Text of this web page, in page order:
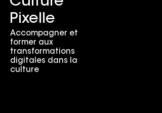
Pixelle
Accompagner et
former aux
transformations
digitales dans la
culture